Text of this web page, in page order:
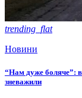
trending_flat
Новини
“Нам дуже боляче”:
зневажили